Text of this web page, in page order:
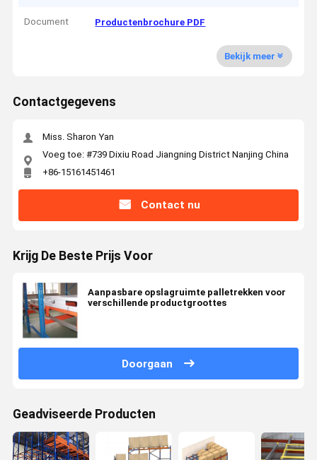
Document Productenbrochure PDF
Bekijk meer
Contactgegevens
Miss. Sharon Yan
Voeg toe: #739 Dixiu Road Jiangning District Nanjing China
+86-15161451461
Contact nu
Krijg De Beste Prijs Voor
Aanpasbare opslagruimte palletrekken voor
verschillende productgroottes
Doorgaan
Geadviseerde Producten